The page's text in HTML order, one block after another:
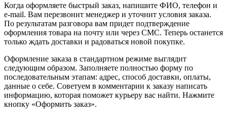
Когда оформляете быстрый заказ, напишите ФИО, телефон и
e-mail. Вам перезвонит менеджер и уточнит условия заказа.
По результатам разговора вам придет подтверждение
оформления товара на почту или через СМС. Теперь останется
только ждать доставки и радоваться новой покупке.
Оформление заказа в стандартном режиме выглядит
следующим образом. Заполняете полностью форму по
последовательным этапам: адрес, способ доставки, оплаты,
данные о себе. Советуем в комментарии к заказу написать
информацию, которая поможет курьеру вас найти. Нажмите
кнопку «Оформить заказ».